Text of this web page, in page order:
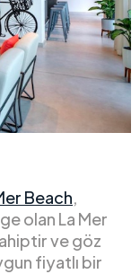
Beach,
olan La Mer
ve göz
fiyatlı bir